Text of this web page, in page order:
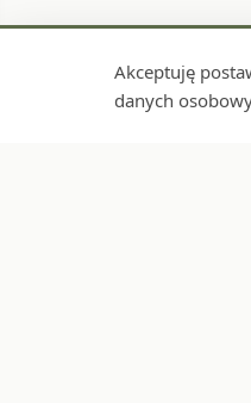
Akceptuję
danych